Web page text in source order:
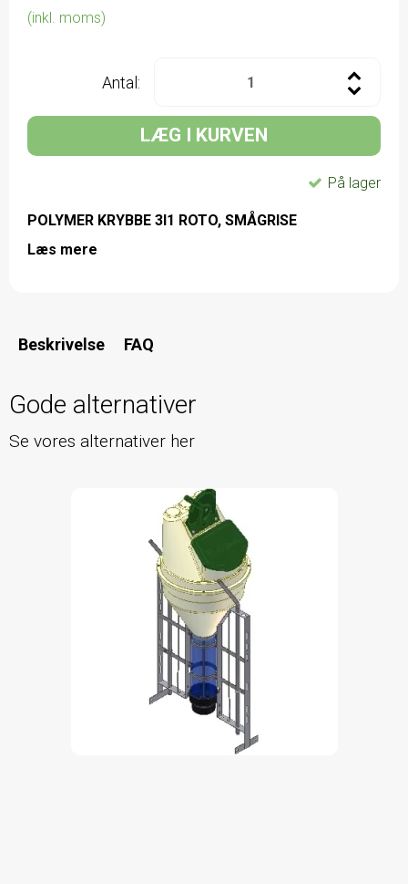
(inkl. moms)
Antal:
LÆG I KURVEN
På lager
POLYMER KRYBBE 3I1 ROTO, SMÅGRISE
Læs mere
Beskrivelse FAQ
Gode alternativer
Se vores alternativer her